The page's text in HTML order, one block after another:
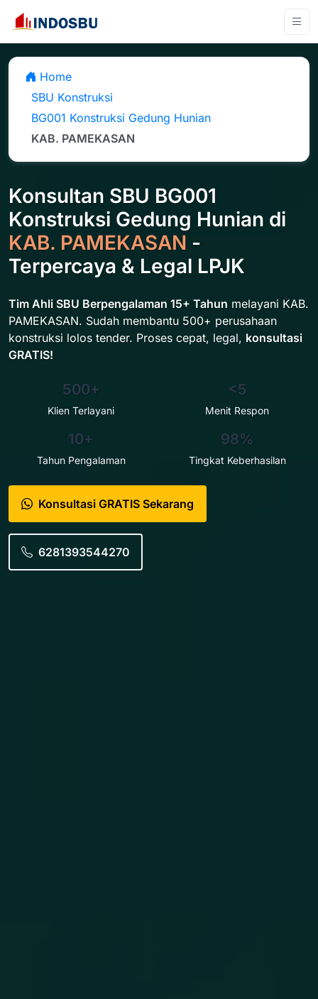
Home
SBU Konstruksi
BG001 Konstruksi Gedung Hunian
KAB. PAMEKASAN
Konsultan SBU BG001
Konstruksi Gedung Hunian di
KAB. PAMEKASAN -
Terpercaya & Legal LPJK
Tim Ahli SBU Berpengalaman 15+ Tahun melayani KAB.
PAMEKASAN. Sudah membantu 500+ perusahaan
konstruksi lolos tender. Proses cepat, legal, konsultasi
GRATIS!
500+
Klien Terlayani
<5
Menit Respon
10+
Tahun Pengalaman
98%
Tingkat Keberhasilan
Konsultasi GRATIS Sekarang
6281393544270